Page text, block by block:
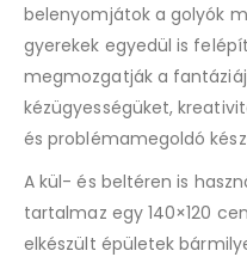
belenyomjátok a golyók
gyerekek egyedül is
megmozgatják a
kézügyességüket,
és problémamegoldó
A kül- és beltéren is
tartalmaz egy 140×120
elkészült épületek